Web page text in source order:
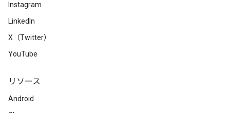
Instagram
LinkedIn
X（Twitter）
YouTube
リソース
Android